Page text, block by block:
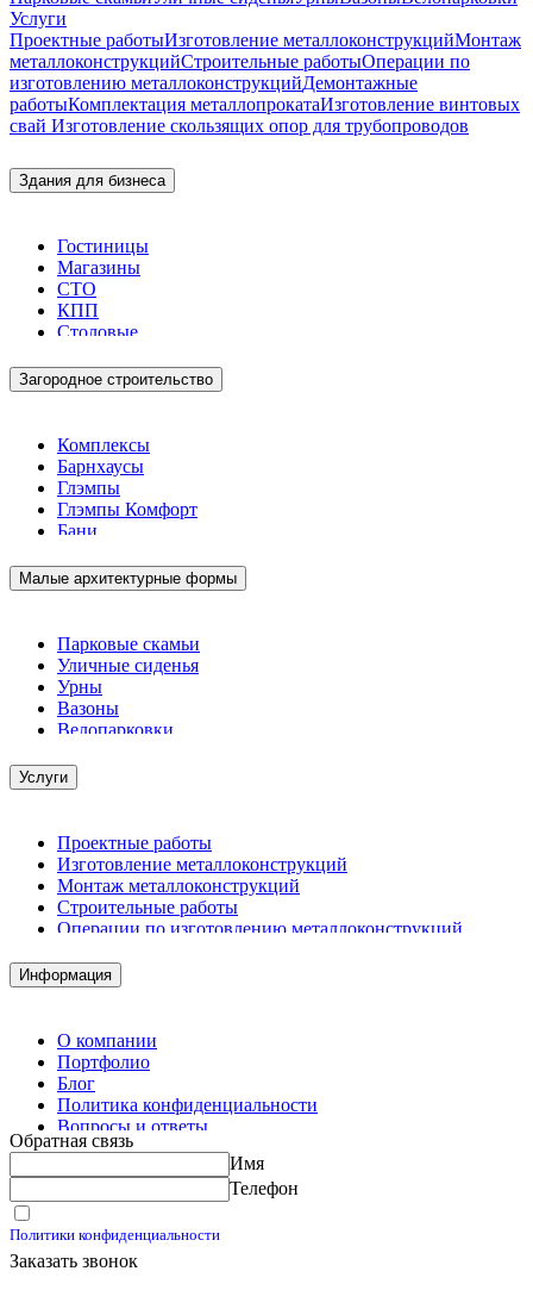
Услуги
Проектные работыИзготовление металлоконструкцийМонтаж
металлоконструкцийСтроительные работыОперации по
изготовлению металлоконструкцийДемонтажные
работыКомплектация металлопрокатаИзготовление винтовых
свай Изготовление скользящих опор для трубопроводов
Здания для бизнеса
Гостиницы
Магазины
СТО
КПП
Столовые
Загородное строительство
Комплексы
Барнхаусы
Глэмпы
Глэмпы Комфорт
Бани
Малые архитектурные формы
Парковые скамьи
Уличные сиденья
Урны
Вазоны
Велопарковки
Услуги
Проектные работы
Изготовление металлоконструкций
Монтаж металлоконструкций
Строительные работы
Операции по изготовлению металлоконструкций
Комплектация металлопроката
Изготовление винтовых свай
Информация
О компании
Портфолио
Блог
Политика конфиденциальности
Вопросы и ответы
Контакты
Обратная связь
Имя
Телефон
Политики конфиденциальности
Заказать звонок